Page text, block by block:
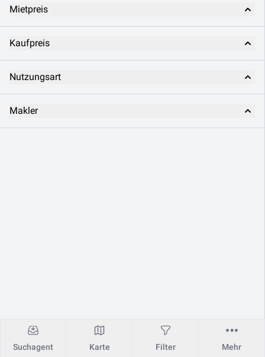
Mietpreis
Kaufpreis
Nutzungsart
Makler
Suchagent Karte Filter Mehr